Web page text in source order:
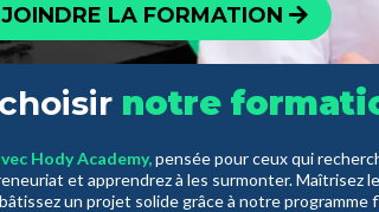
LA FORMATION
notre
Hody Academy,pensée pour ceux qui
et apprendrez à les surmonter.
un projet solide grâce à notre programme